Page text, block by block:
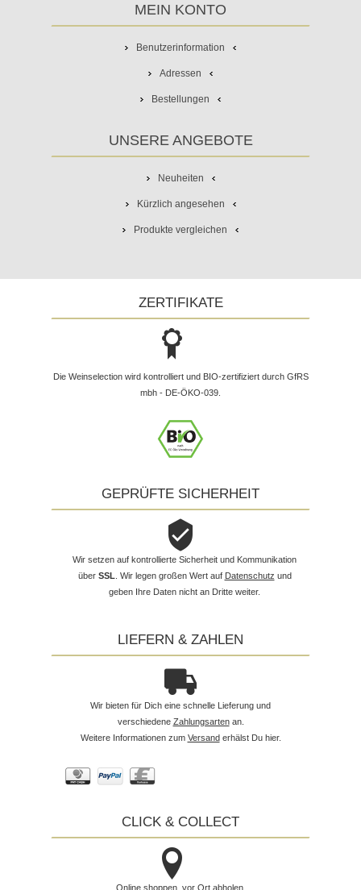
MEIN KONTO
Benutzerinformation
Adressen
Bestellungen
UNSERE ANGEBOTE
Neuheiten
Kürzlich angesehen
Produkte vergleichen
ZERTIFIKATE
Die Weinselection wird kontrolliert und BIO-zertifiziert durch GfRS
mbh - DE-ÖKO-039.
GEPRÜFTE SICHERHEIT
Wir setzen auf kontrollierte Sicherheit und Kommunikation
über SSL . Wir legen großen Wert auf Datenschutz und
geben Ihre Daten nicht an Dritte weiter.
LIEFERN & ZAHLEN
Wir bieten für Dich eine schnelle Lieferung und
verschiedene Zahlungsartenan.
Weitere Informationen zum Versanderhälst Du hier.
CLICK & COLLECT
Online shoppen, vor Ort abholen.